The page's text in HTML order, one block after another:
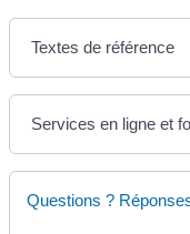
Textes de référence
Services en ligne et
Questions ?